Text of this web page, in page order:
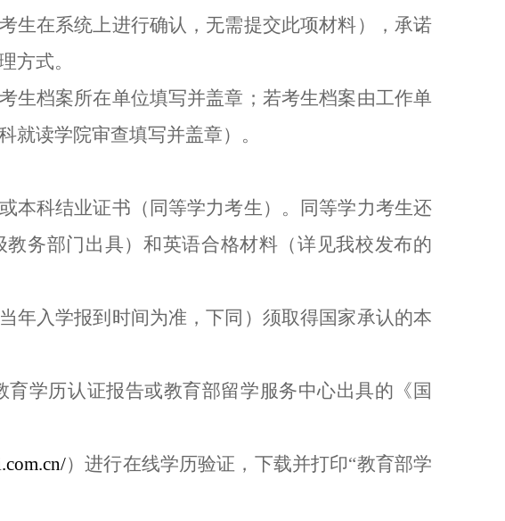
生在系统上进行确认，无需提交此项材料），承诺
方式。
生档案所在单位填写并盖章；若考生档案由工作单
就读学院审查填写并盖章） 。
本科结业证书（同等学力考生）。同等学力考生还
务部门出具）和英语合格材料（详见我校发布的
年入学报到时间为准，下同）须取得国家承认的本
学历认证报告或教育部留学服务中心出具的《国
）进行在线学历验证，下载并打印“教育部学